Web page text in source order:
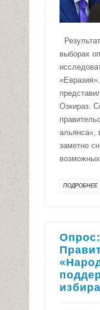
выборах
Озкираз.
альянса»,
заметно
возможных
ПОДРОБНЕЕ
Опрос: